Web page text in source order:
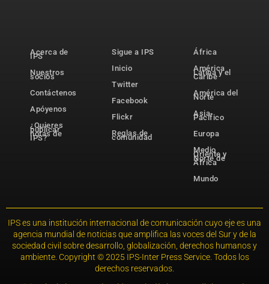
Acerca de
IPS
Nuestros
socios
Contáctenos
Apóyenos
¿Quieres
publicar
notas de
IPS?
Sigue a IPS
Inicio
Twitter
Facebook
Flickr
Reglas de
comunidad
África
América
Latina y el
Caribe
América del
Norte
Asia-
Pacífico
Europa
Medio
Oriente y
Norte de
África
Mundo
IPS es una institución internacional de comunicación cuyo eje es una
agencia mundial de noticias que amplifica las voces del Sur y de la
sociedad civil sobre desarrollo, globalización, derechos humanos y
ambiente. Copyright © 2025 IPS-Inter Press Service. Todos los
derechos reservados.